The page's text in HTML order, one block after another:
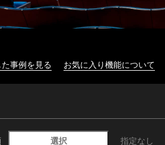
事例を見る お気に入り機能について
選択 指定なし